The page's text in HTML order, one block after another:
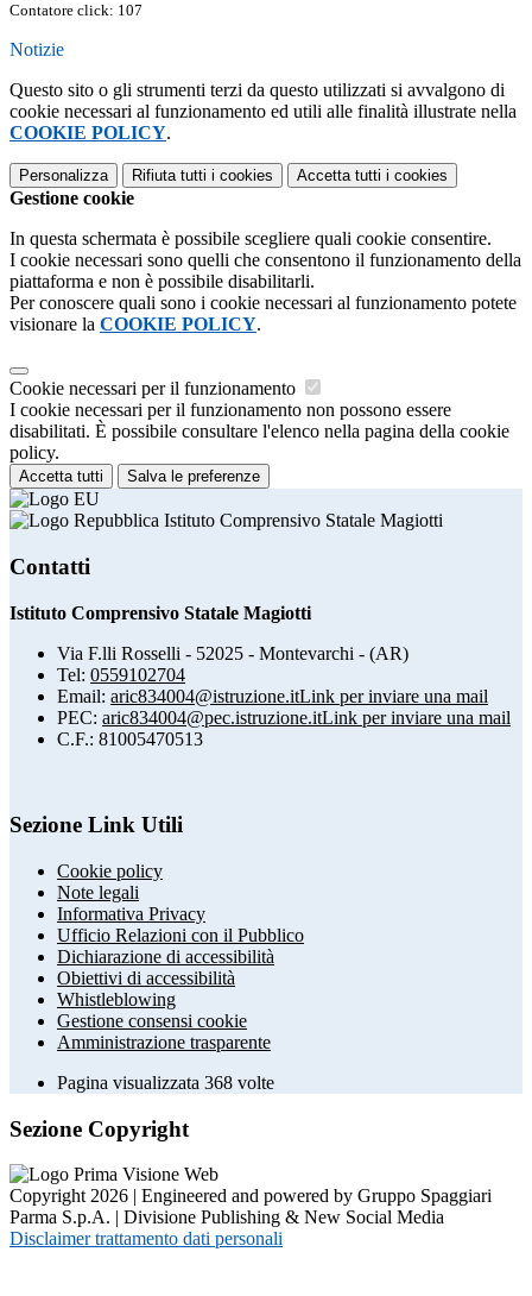
Contatore click: 107
Notizie
Questo sito o gli strumenti terzi da questo utilizzati si avvalgono di
cookie necessari al funzionamento ed utili alle finalità illustrate nella
COOKIE POLICY.
Personalizza Rifiuta tutti i cookies Accetta tutti i cookies
Gestione cookie
In questa schermata è possibile scegliere quali cookie consentire.
I cookie necessari sono quelli che consentono il funzionamento della
piattaforma e non è possibile disabilitarli.
Per conoscere quali sono i cookie necessari al funzionamento potete
visionare la COOKIE POLICY.
Cookie necessari per il funzionamento
I cookie necessari per il funzionamento non possono essere
disabilitati. È possibile consultare l'elenco nella pagina della cookie
policy.
Accetta tutti Salva le preferenze
Istituto Comprensivo Statale Magiotti
Contatti
Istituto Comprensivo Statale Magiotti
Via F.lli Rosselli - 52025 - Montevarchi - (AR)
Tel: 0559102704
Email: aric834004@istruzione.itLink per inviare una mail
PEC: aric834004@pec.istruzione.itLink per inviare una mail
C.F.: 81005470513
Sezione Link Utili
Cookie policy
Note legali
Informativa Privacy
Ufficio Relazioni con il Pubblico
Dichiarazione di accessibilità
Obiettivi di accessibilità
Whistleblowing
Gestione consensi cookie
Amministrazione trasparente
Pagina visualizzata 368 volte
Sezione Copyright
Copyright 2026 | Engineered and powered by Gruppo Spaggiari
Parma S.p.A. | Divisione Publishing & New Social Media
Disclaimer trattamento dati personali